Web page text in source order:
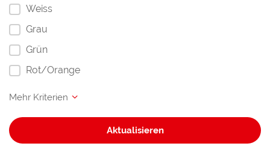
Weiss
Grau
Grün
Rot/Orange
Aktualisieren